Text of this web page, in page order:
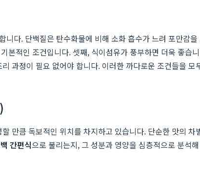
다. 단백질은 탄수화물에 비해 소화 흡수가 느려 포만감
적인 조건입니다. 셋째, 식이섬유가 풍부하면 더욱 좋습
과정이 필요 없어야 합니다. 이러한 까다로운 조건들을
만큼 독보적인 위치를 차지하고 있습니다. 단순한 맛의
간편식으로 불리는지, 그 성분과 영양을 심층적으로 분석